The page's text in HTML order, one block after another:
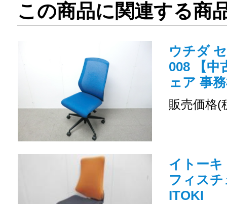
この商品に関連する商
ウチダ
008 【中
ェア 事
販売価格(
イトーキ
フィスチ
ITOKI